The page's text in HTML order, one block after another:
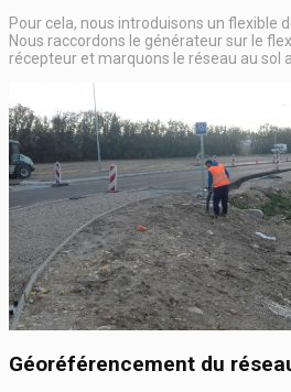
Pour cela, nous introduisons un flexible
Nous raccordons le générateur sur le
récepteur et marquons le réseau au sol
Géoréférencement du